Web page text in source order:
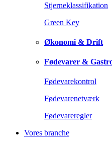
Stjerneklassifikation
Green Key
Økonomi & Drift
Fødevarer &
Fødevarekontrol
Fødevarenetværk
Fødevareregler
Vores branche